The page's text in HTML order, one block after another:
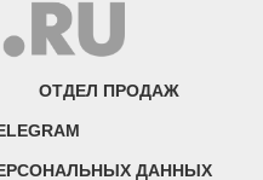
ОТДЕЛ ПРОДАЖ
ДАННЫХ